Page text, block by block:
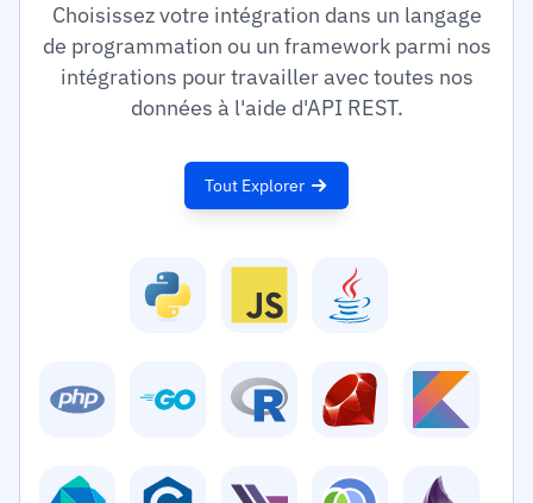
Choisissez votre intégration dans un langage
de programmation ou un framework parmi nos
intégrations pour travailler avec toutes nos
données à l'aide d'API REST.
Tout Explorer